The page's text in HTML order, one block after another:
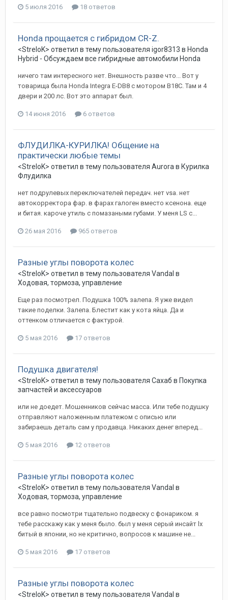
5 июля 2016 18 ответов
Honda прощается с гибридом CR-Z.
<StreloK> ответил в тему пользователя igor8313 в Honda
Hybrid - Обсуждаем все гибридные автомобили Honda
ничего там интересного нет. Внешность разве что... Вот у
товарища была Honda Integra E-DB8 с мотором B18C. Там и 4
двери и 200 лс. Вот это аппарат был.
14 июня 2016 6 ответов
ФЛУДИЛКА-КУРИЛКА! Общение на
практически любые темы
<StreloK> ответил в тему пользователя Aurora в Курилка
Флудилка
нет подрулевых переключателей передач. нет vsa. нет
автокорректора фар. в фарах галоген вместо ксенона. еще
и битая. кароче утиль с помазаными губами. У меня LS c...
26 мая 2016 965 ответов
Разные углы поворота колес
<StreloK> ответил в тему пользователя Vandal в
Ходовая, тормоза, управление
Еще раз посмотрел. Подушка 100% залепа. Я уже видел
такие поделки. Залепа. Блестит как у кота яйца. Да и
оттенком отличается с фактурой.
5 мая 2016 17 ответов
Подушка двигателя!
<StreloK> ответил в тему пользователя Сахаб в Покупка
запчастей и аксессуаров
или не доедет. Мошенников сейчас масса. Или тебе подушку
отправляют наложенным платежом с описью или
забираешь деталь сам у продавца. Никаких денег вперед...
5 мая 2016 12 ответов
Разные углы поворота колес
<StreloK> ответил в тему пользователя Vandal в
Ходовая, тормоза, управление
все равно посмотри тщательно подвеску с фонариком. я
тебе расскажу как у меня было. был у меня серый инсайт lx
битый в японии, но не критично, вопросов к машине не...
5 мая 2016 17 ответов
Разные углы поворота колес
<StreloK> ответил в тему пользователя Vandal в